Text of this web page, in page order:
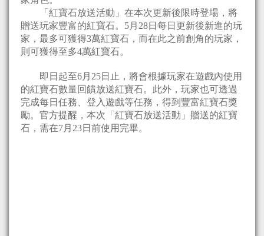
「紅寶石放送活動」在本次更新後限時登場，將
贈送玩家豐富的紅寶石。5月28日每日更新後新進的玩
家，最多可獲得3萬紅寶石，而在此之前創角的玩家，
則可獲得至多4萬紅寶石。
即日起至6月25日止，將會根據玩家在遊戲內使用
的紅寶石數量回饋放送紅寶石。此外，玩家也可透過
完成每日任務、登入遊戲等任務，得到豐富紅寶石獎
勵。官方提醒，本次「紅寶石放送活動」贈送的紅寶
石，需在7月23日前使用完畢。